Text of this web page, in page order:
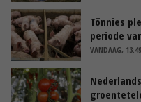
Tönnies
periode
VANDAAG, 13:49